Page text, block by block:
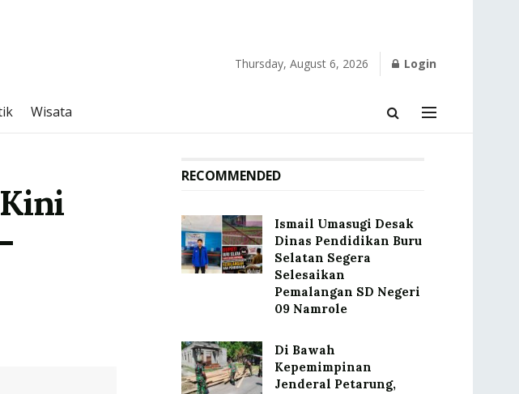
Thursday, August 6, 2026 Login
Wisata
RECOMMENDED
Ismail Umasugi Desak
Dinas Pendidikan Buru
Selatan Segera
Selesaikan
Pemalangan SD Negeri
09 Namrole
Di Bawah
Kepemimpinan
Jenderal Petarung,